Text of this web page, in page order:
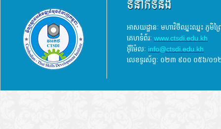
អាសយដ្ឋានៈ មហាវិថីឈ្នះឈ្នះ ភូមិ
គេហទំព័រៈ www.ctsdi.edu.kh
អ៊ីម៉ែលៈ info@ctsdi.edu.kh​
លេខទូរស័ព្ទៈ ០២៣ ៩០០ ០៥៦/